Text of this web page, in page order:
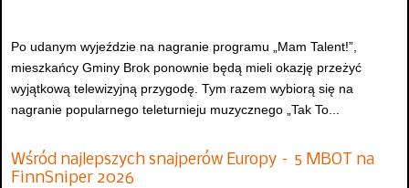
Po udanym wyjeździe na nagranie programu „Mam Talent!”,
mieszkańcy Gminy Brok ponownie będą mieli okazję przeżyć
wyjątkową telewizyjną przygodę. Tym razem wybiorą się na
nagranie popularnego teleturnieju muzycznego „Tak To...
Wśród najlepszych snajperów Europy – 5 MBOT na
FinnSniper 2026